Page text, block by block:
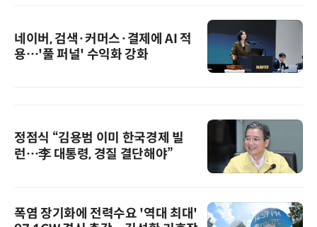
네이버, 검색·커머스·결제에 AI 적
용…'풀 퍼널' 수익화 강화
정점식 “김용범 이미 한국경제 빌
런…李 대통령, 경질 결단해야”
폭염 장기화에 전력수요 '역대 최대'